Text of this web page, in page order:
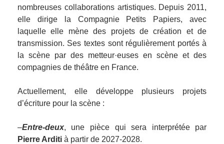
nombreuses collaborations artistiques. Depuis 2011,
elle dirige la Compagnie Petits Papiers, avec
laquelle elle mène des projets de création et de
transmission. Ses textes sont régulièrement portés à
la scène par des metteur·euses en scène et des
compagnies de théâtre en France.
Actuellement, elle développe plusieurs projets
d’écriture pour la scène :
–Entre-deux, une pièce qui sera interprétée par
Pierre Arditià partir de 2027-2028.